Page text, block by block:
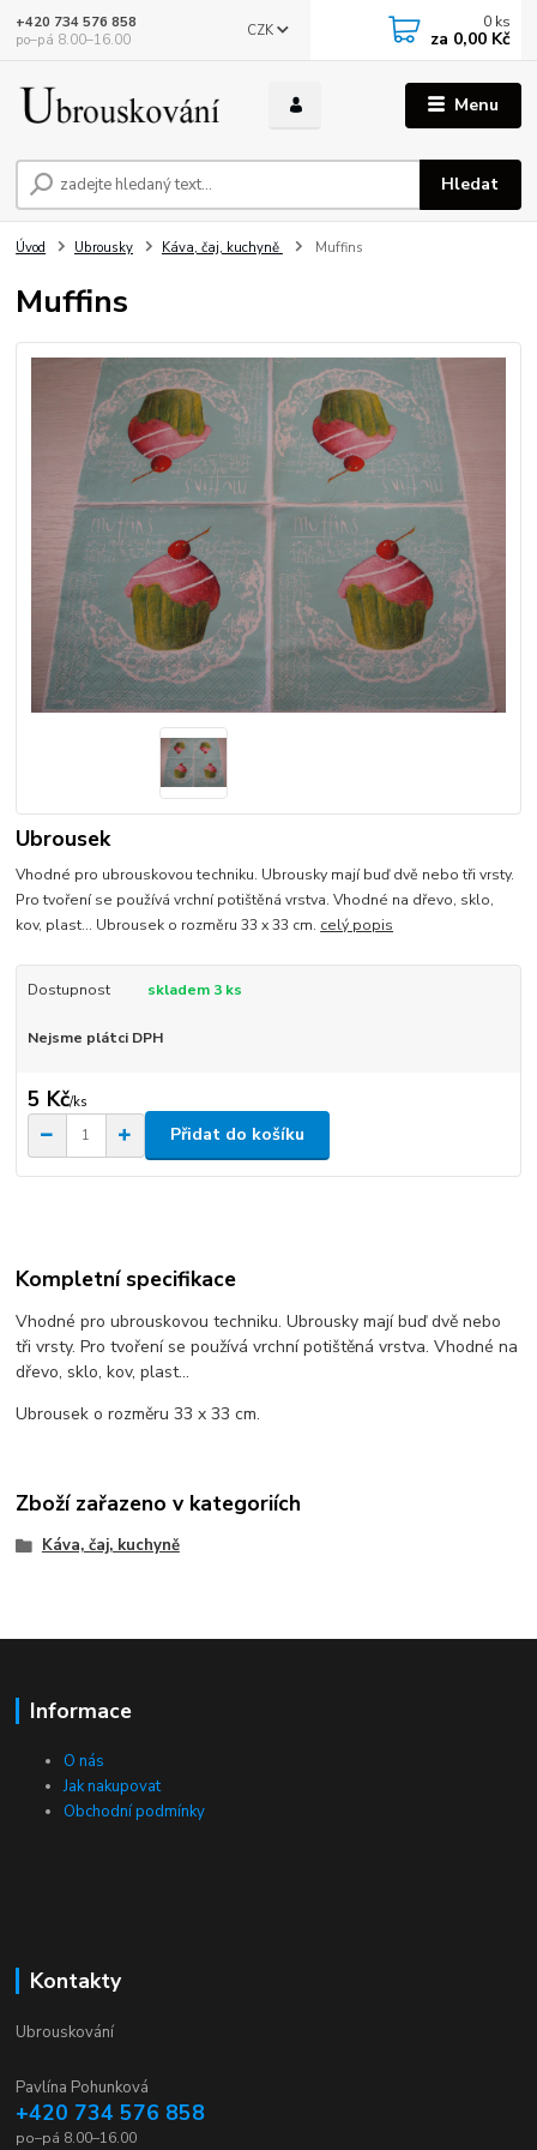
Menu
CZK
Hledat
+420 734 576 858
po–pá 8.00–16.00
0 ks
za 0,00 Kč
Úvod Ubrousky Káva, čaj, kuchyně Muffins
Muffins
Ubrousek
Vhodné pro ubrouskovou techniku. Ubrousky mají buď dvě nebo tři vrsty.
Pro tvoření se používá vrchní potištěná vrstva. Vhodné na dřevo, sklo,
kov, plast... Ubrousek o rozměru 33 x 33 cm. celý popis
Dostupnost skladem 3 ks
Nejsme plátci DPH
5 Kč/ks
Přidat do košíku
Kompletní specifikace
Vhodné pro ubrouskovou techniku. Ubrousky mají buď dvě nebo
tři vrsty. Pro tvoření se používá vrchní potištěná vrstva. Vhodné na
dřevo, sklo, kov, plast...
Ubrousek o rozměru 33 x 33 cm.
Zboží zařazeno v kategoriích
Káva, čaj, kuchyně
Informace
O nás
Jak nakupovat
Obchodní podmínky
Kontakty
Ubrouskování
Pavlína Pohunková
+420 734 576 858
po–pá 8.00–16.00